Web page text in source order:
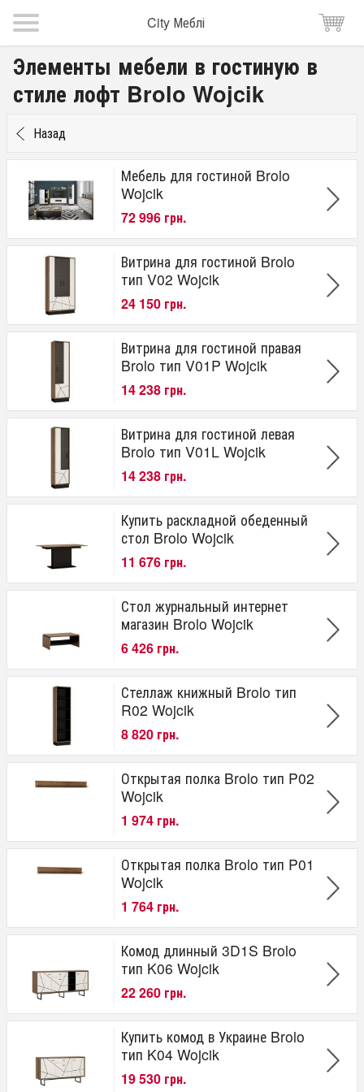
City Меблі
Элементы мебели в гостиную в
стиле лофт Brolo Wojcik
Назад
Мебель для гостиной Brolo
Wojcik
72 996 грн.
Витрина для гостиной Brolo
тип V02 Wojcik
24 150 грн.
Витрина для гостиной правая
Brolo тип V01P Wojcik
14 238 грн.
Витрина для гостиной левая
Brolo тип V01L Wojcik
14 238 грн.
Купить раскладной обеденный
стол Brolo Wojcik
11 676 грн.
Стол журнальный интернет
магазин Brolo Wojcik
6 426 грн.
Стеллаж книжный Brolo тип
R02 Wojcik
8 820 грн.
Открытая полка Brolo тип P02
Wojcik
1 974 грн.
Открытая полка Brolo тип P01
Wojcik
1 764 грн.
Комод длинный 3D1S Brolo
тип K06 Wojcik
22 260 грн.
Купить комод в Украине Brolo
тип K04 Wojcik
19 530 грн.